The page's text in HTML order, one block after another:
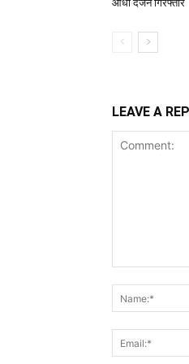
आधा दर्जन गिरफ्तार
LEAVE A